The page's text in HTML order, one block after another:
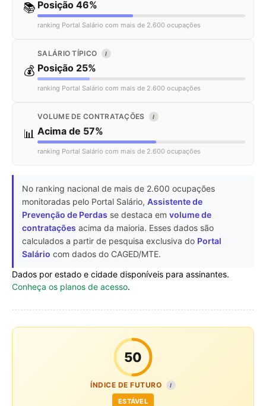
📚 Posição 46%
ranking Portal Salário com mais de 2.600 ocupações
💰
SALÁRIO TÍPICO I
Posição 25%
ranking Portal Salário com mais de 2.600 ocupações
📊
VOLUME DE CONTRATAÇÕES I
Acima de 57%
ranking Portal Salário com mais de 2.600 ocupações
No ranking nacional de mais de 2.600 ocupações
monitoradas pelo Portal Salário, Assistente de
Prevenção de Perdas se destaca em volume de
contratações acima da maioria. Esses dados são
calculados a partir de pesquisa exclusiva do Portal
Salário com dados do CAGED/MTE.
Dados por estado e cidade disponíveis para assinantes.
Conheça os planos de acesso.
50
ÍNDICE DE FUTURO I
ESTÁVEL